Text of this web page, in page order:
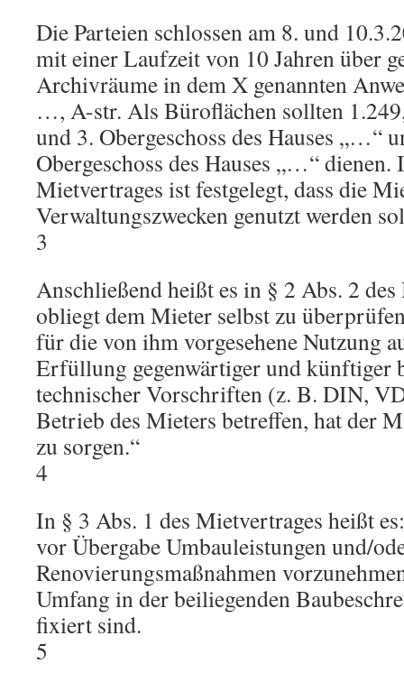
Die Parteien schlossen am 8. und
mit einer Laufzeit von 10 Jahren über
Archivräume in dem X genannten
…, A-str. Als Büroflächen sollten
und 3. Obergeschoss des Hauses „…“
Obergeschoss des Hauses „…“ dienen.
Mietvertrages ist festgelegt, dass die
Verwaltungszwecken genutzt werden
3
Anschließend heißt es in § 2 Abs. 2
obliegt dem Mieter selbst zu
für die von ihm vorgesehene Nutzung
Erfüllung gegenwärtiger und künftiger
technischer Vorschriften (z. B. DIN,
Betrieb des Mieters betreffen, hat der
zu sorgen.“
4
In § 3 Abs. 1 des Mietvertrages heißt
vor Übergabe Umbauleistungen und/
Renovierungsmaßnahmen
Umfang in der beiliegenden
fixiert sind.
5